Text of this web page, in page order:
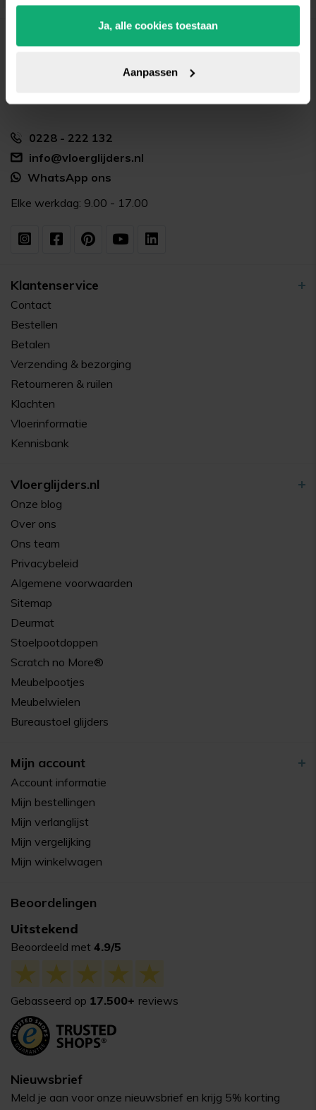
Ja, alle cookies toestaan
Aanpassen
0228 - 222 132
info@vloerglijders.nl
WhatsApp ons
Elke werkdag: 9.00 - 17.00
Klantenservice
Contact
Bestellen
Betalen
Verzending & bezorging
Retourneren & ruilen
Klachten
Vloerinformatie
Kennisbank
Vloerglijders.nl
Onze blog
Over ons
Ons team
Privacybeleid
Algemene voorwaarden
Sitemap
Deurmat
Stoelpootdoppen
Scratch no More®
Meubelpootjes
Meubelwielen
Bureaustoel glijders
Mijn account
Account informatie
Mijn bestellingen
Mijn verlanglijst
Mijn vergelijking
Mijn winkelwagen
Beoordelingen
Uitstekend
Beoordeeld met 4.9/5
Gebasseerd op 17.500+ reviews
Nieuwsbrief
Meld je aan voor onze nieuwsbrief en krijg 5% korting